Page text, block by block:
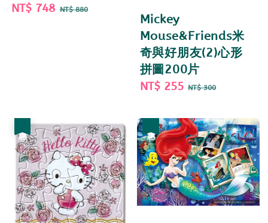
Sale
NT$ 748 Regular
NT$ 880
Mickey
Mouse&Friends米
奇與好朋友(2)心形
拼圖200片
Sale
NT$ 255 Regular
NT$ 300